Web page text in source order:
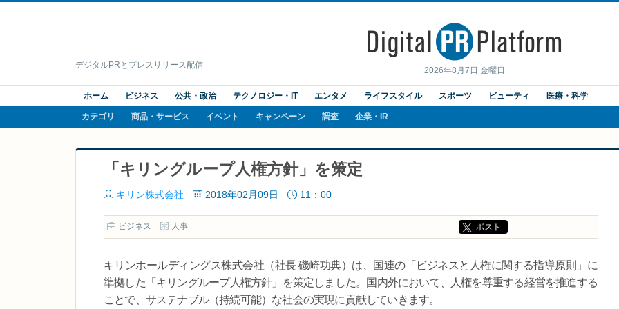
2026年8月7日 金曜日
デジタルPRとプレスリリース配信
ホーム ビジネス 公共・政治 テクノロジー・IT エンタメ ライフスタイル スポーツ ビューティ 医療・科学
カテゴリ 商品・サービス イベント キャンペーン 調査 企業・IR
「キリングループ人権方針」を策定
キリン株式会社 2018年02月09日 11：00
ビジネス 人事 ポスト
キリンホールディングス株式会社（社長 磯崎功典）は、国連の「ビジネスと人権に関する指導原則」に
準拠した「キリングループ人権方針」を策定しました。国内外において、人権を尊重する経営を推進する
ことで、サステナブル（持続可能）な社会の実現に貢献していきます。